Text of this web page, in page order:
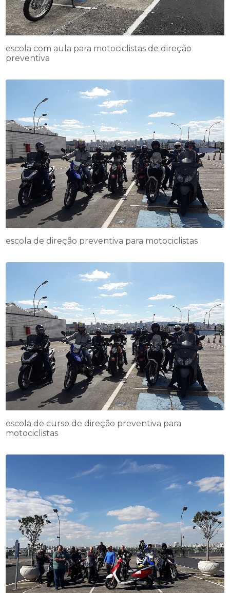
escola com aula para motociclistas de direção
preventiva
escola de direção preventiva para motociclistas
escola de curso de direção preventiva para
motociclistas